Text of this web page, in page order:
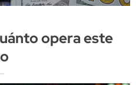
opera este